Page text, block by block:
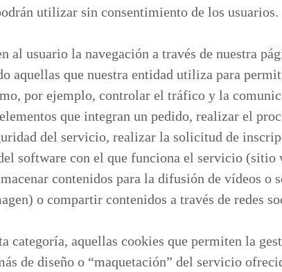
utilizar sin consentimiento de los usuarios.
al usuario la navegación a través de nuestra
aquellas que nuestra entidad utiliza para
por ejemplo, controlar el tráfico y la
que integran un pedido, realizar el
del servicio, realizar la solicitud de
software con el que funciona el servicio
contenidos para la difusión de vídeos
o compartir contenidos a través de redes
categoría, aquellas cookies que permiten la
de diseño o “maquetación” del servicio